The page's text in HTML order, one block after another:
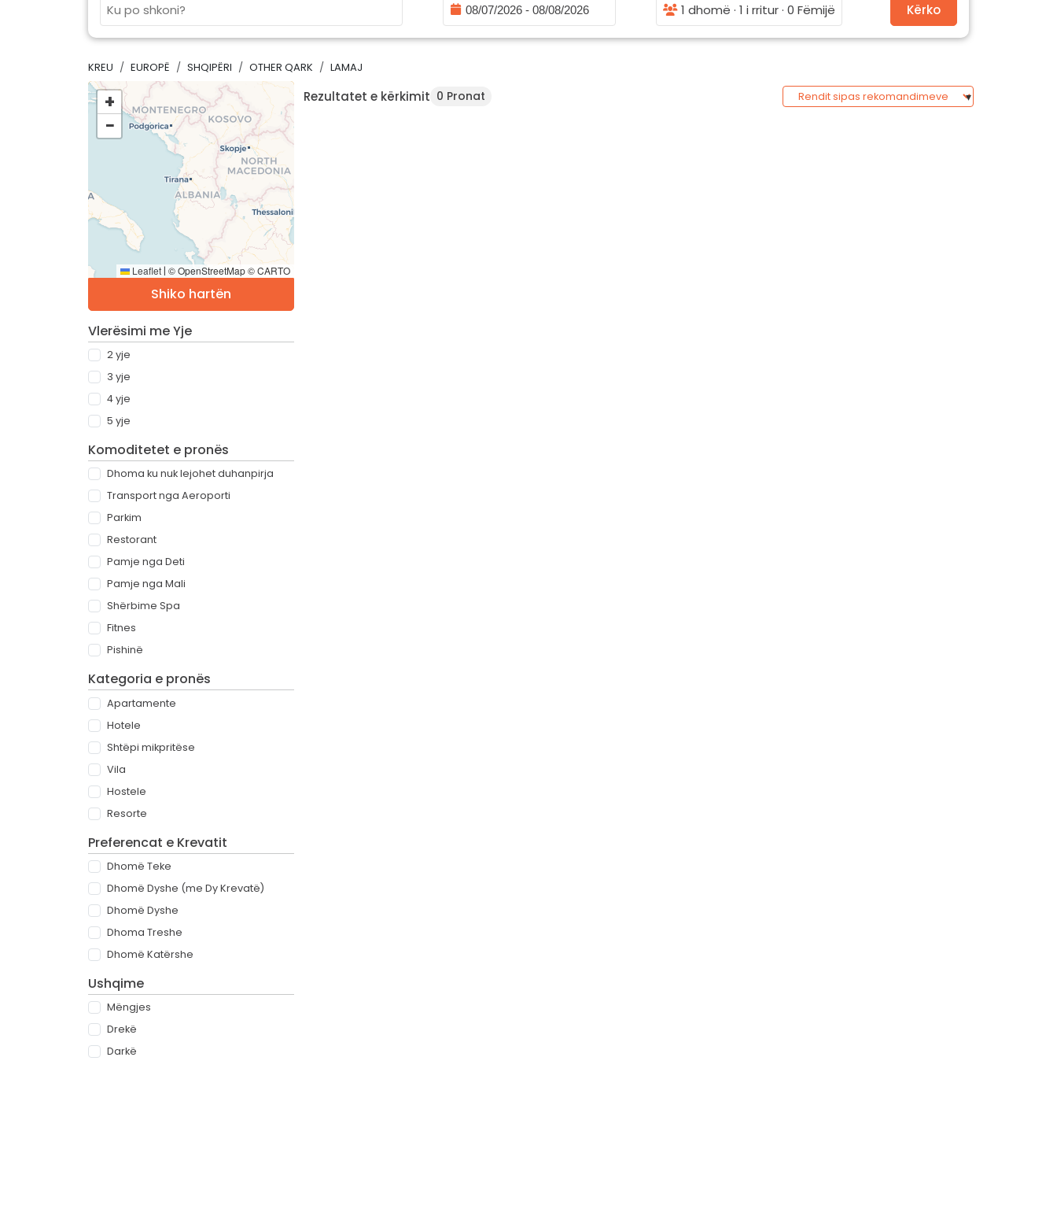
1 dhomë · 1 i rritur · 0 Fëmijë
Kërko
KREU EUROPË SHQIPËRI OTHER QARK LAMAJ
+
−
Leaflet | © OpenStreetMap © CARTO
Shiko hartën
Vlerësimi me Yje
2 yje
3 yje
4 yje
5 yje
Komoditetet e pronës
Dhoma ku nuk lejohet duhanpirja
Transport nga Aeroporti
Parkim
Restorant
Pamje nga Deti
Pamje nga Mali
Shërbime Spa
Fitnes
Pishinë
Kategoria e pronës
Apartamente
Hotele
Shtëpi mikpritëse
Vila
Hostele
Resorte
Preferencat e Krevatit
Dhomë Teke
Dhomë Dyshe (me Dy Krevatë)
Dhomë Dyshe
Dhoma Treshe
Dhomë Katërshe
Ushqime
Mëngjes
Drekë
Darkë
Rezultatet e kërkimit 0 Pronat